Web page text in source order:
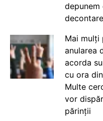
depunem
Mai mulți
anularea
acorda
cu ora
Multe
vor
părinții